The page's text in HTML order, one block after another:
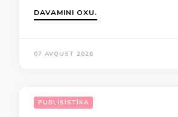
DAVAMINI OXU.
07 AVQUST 2026
PUBLISISTIKA